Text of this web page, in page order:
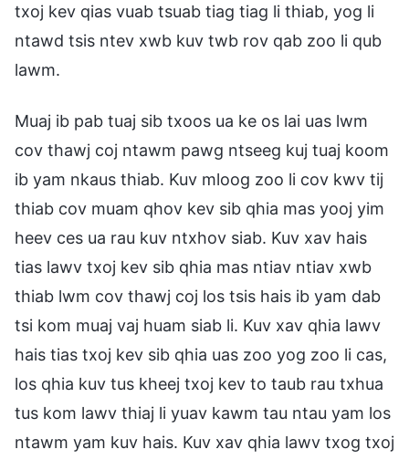
txoj kev qias vuab tsuab tiag tiag li thiab, yog li
ntawd tsis ntev xwb kuv twb rov qab zoo li qub
lawm.
Muaj ib pab tuaj sib txoos ua ke os lai uas lwm
cov thawj coj ntawm pawg ntseeg kuj tuaj koom
ib yam nkaus thiab. Kuv mloog zoo li cov kwv tij
thiab cov muam qhov kev sib qhia mas yooj yim
heev ces ua rau kuv ntxhov siab. Kuv xav hais
tias lawv txoj kev sib qhia mas ntiav ntiav xwb
thiab lwm cov thawj coj los tsis hais ib yam dab
tsi kom muaj vaj huam siab li. Kuv xav qhia lawv
hais tias txoj kev sib qhia uas zoo yog zoo li cas,
los qhia kuv tus kheej txoj kev to taub rau txhua
tus kom lawv thiaj li yuav kawm tau ntau yam los
ntawm yam kuv hais. Kuv xav qhia lawv txog txoj